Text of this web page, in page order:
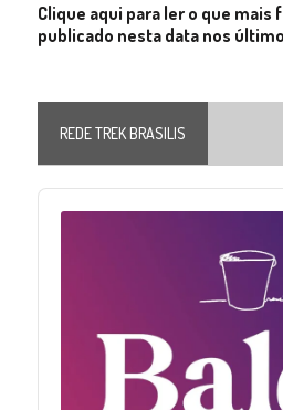
Clique aqui para ler o que mais
publicado nesta data nos
REDE TREK BRASILIS
Audio
Player